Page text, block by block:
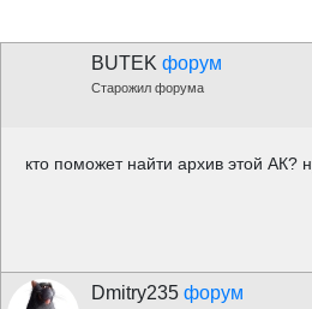
BUTEK форум
Старожил форума
кто поможет найти архив этой АК?
Dmitry235 форум